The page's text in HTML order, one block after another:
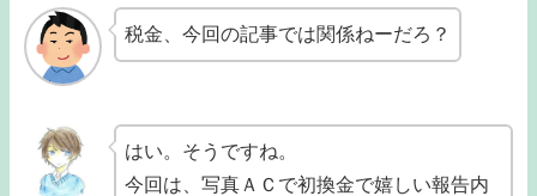
税金、今回の記事では関係ねーだろ？
はい。そうですね。
今回は、写真ＡＣで初換金で嬉しい報告内